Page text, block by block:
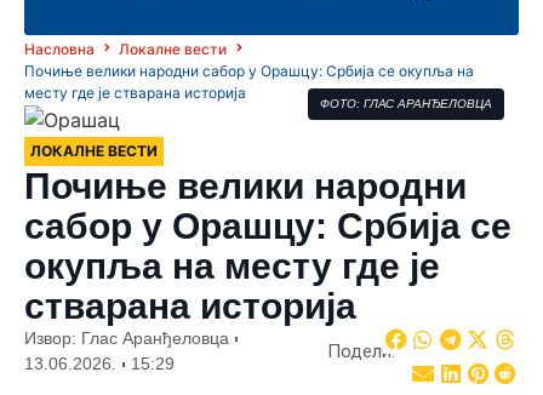
Насловна
Локалне вести
Почиње велики народни сабор у Орашцу: Србија се окупља на
месту где је стварана историја
ФОТО: ГЛАС АРАНЂЕЛОВЦА
ЛОКАЛНЕ ВЕСТИ
Почиње велики народни
сабор у Орашцу: Србија се
окупља на месту где је
стварана историја
Извор: Глас Аранђеловца
13.06.2026.
15:29
Подели: